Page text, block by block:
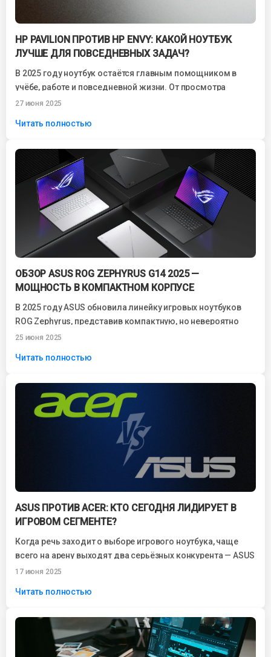
HP PAVILION ПРОТИВ HP ENVY: КАКОЙ НОУТБУК
ЛУЧШЕ ДЛЯ ПОВСЕДНЕВНЫХ ЗАДАЧ?
В 2025 году ноутбук остаётся главным помощником в
учёбе, работе и повседневной жизни. От просмотра
фильмов до онлайн-конференций, от написания...
27 июня 2025
Читать полностью
ОБЗОР ASUS ROG ZEPHYRUS G14 2025 —
МОЩНОСТЬ В КОМПАКТНОМ КОРПУСЕ
В 2025 году ASUS обновила линейку игровых ноутбуков
ROG Zephyrus, представив компактную, но невероятно
мощную модель — Zephyrus G14. Это...
25 июня 2025
Читать полностью
ASUS ПРОТИВ ACER: КТО СЕГОДНЯ ЛИДИРУЕТ В
ИГРОВОМ СЕГМЕНТЕ?
Когда речь заходит о выборе игрового ноутбука, чаще
всего на арену выходят два серьёзных конкурента — ASUS
и Acer. Обе...
17 июня 2025
Читать полностью